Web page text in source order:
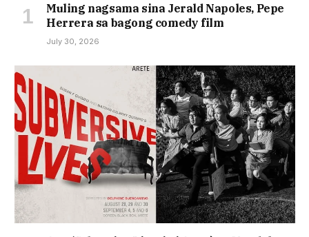
Muling nagsama sina Jerald Napoles, Pepe
Herrera sa bagong comedy film
July 30, 2026